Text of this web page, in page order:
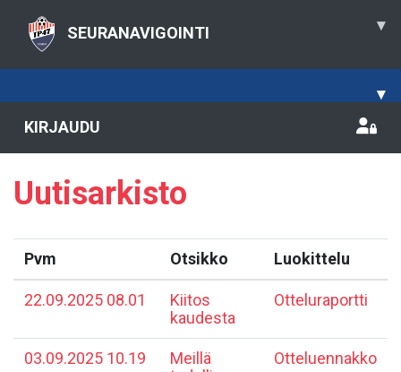
SEURANAVIGOINTI ▾
▾
KIRJAUDU
Uutisarkisto
Pvm Otsikko Luokittelu
22.09.2025 08.01
Kiitos
kaudesta
Otteluraportti
03.09.2025 10.19
Meillä
Otteluennakko